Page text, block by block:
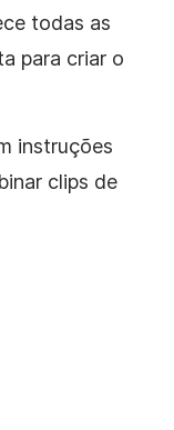
todas as
para criar o
instruções
clips de